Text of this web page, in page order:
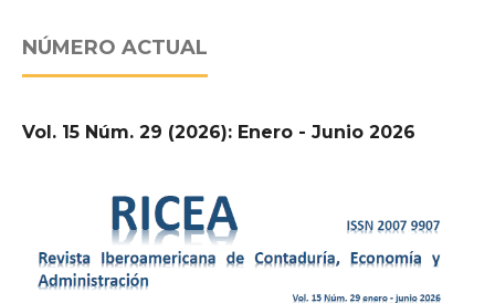
NÚMERO ACTUAL
Vol. 15 Núm. 29 (2026): Enero - Junio 2026